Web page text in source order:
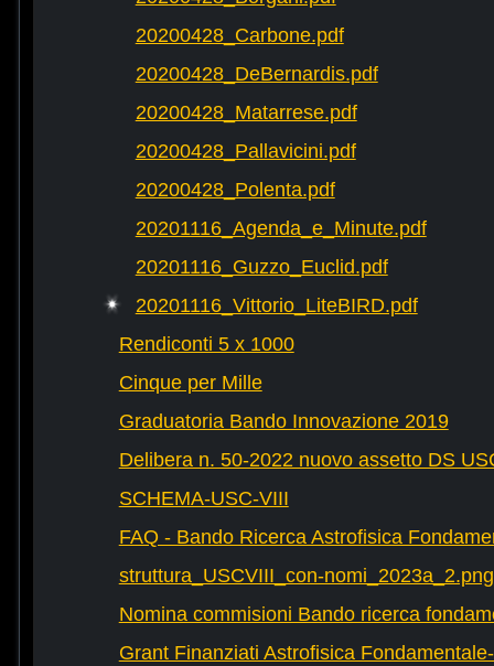
20200428_Carbone.pdf
20200428_DeBernardis.pdf
20200428_Matarrese.pdf
20200428_Pallavicini.pdf
20200428_Polenta.pdf
20201116_Agenda_e_Minute.pdf
20201116_Guzzo_Euclid.pdf
20201116_Vittorio_LiteBIRD.pdf
Rendiconti 5 x 1000
Cinque per Mille
Graduatoria Bando Innovazione 2019
Delibera n. 50-2022 nuovo assetto DS
SCHEMA-USC-VIII
FAQ - Bando Ricerca Astrofisica
struttura_USCVIII_con-nomi_2023a_2.png
Nomina commisioni Bando ricerca
Grant Finanziati Astrofisica